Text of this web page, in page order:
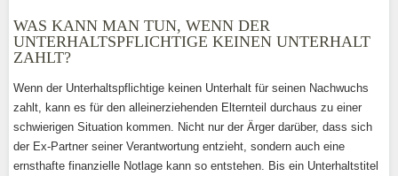
WAS KANN MAN TUN, WENN DER
UNTERHALTSPFLICHTIGE KEINEN UNTERHALT
ZAHLT?
Wenn der Unterhaltspflichtige keinen Unterhalt für seinen Nachwuchs
zahlt, kann es für den alleinerziehenden Elternteil durchaus zu einer
schwierigen Situation kommen. Nicht nur der Ärger darüber, dass sich
der Ex-Partner seiner Verantwortung entzieht, sondern auch eine
ernsthafte finanzielle Notlage kann so entstehen. Bis ein Unterhaltstitel